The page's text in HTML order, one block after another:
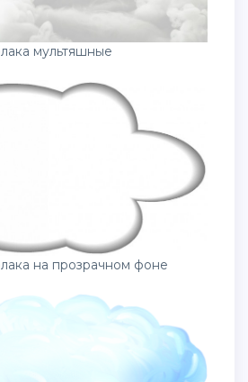
мультяшные
на прозрачном фоне